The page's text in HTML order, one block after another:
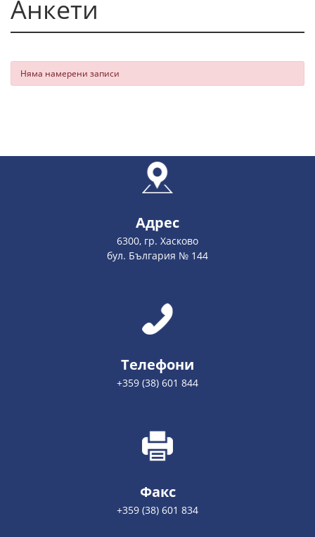
Анкети
Няма намерени записи
Адрес
6300, гр. Хасково
бул. България № 144
Телефони
+359 (38) 601 844
Факс
+359 (38) 601 834